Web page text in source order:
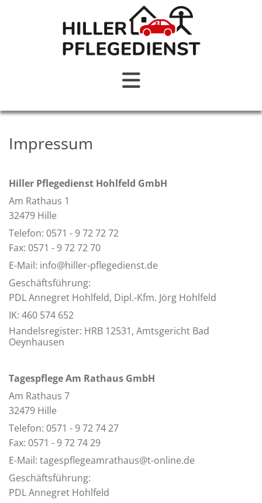
Impressum
Hiller Pflegedienst Hohlfeld GmbH
Am Rathaus 1
32479 Hille
Telefon: 0571 - 9 72 72 72
Fax: 0571 - 9 72 72 70
E-Mail: info@hiller-pflegedienst.de
Geschäftsführung:
PDL Annegret Hohlfeld, Dipl.-Kfm. Jörg Hohlfeld
IK: 460 574 652
Handelsregister: HRB 12531, Amtsgericht Bad
Oeynhausen
Tagespflege Am Rathaus GmbH
Am Rathaus 7
32479 Hille
Telefon: 0571 - 9 72 74 27
Fax: 0571 - 9 72 74 29
E-Mail: tagespflegeamrathaus@t-online.de
Geschäftsführung:
PDL Annegret Hohlfeld